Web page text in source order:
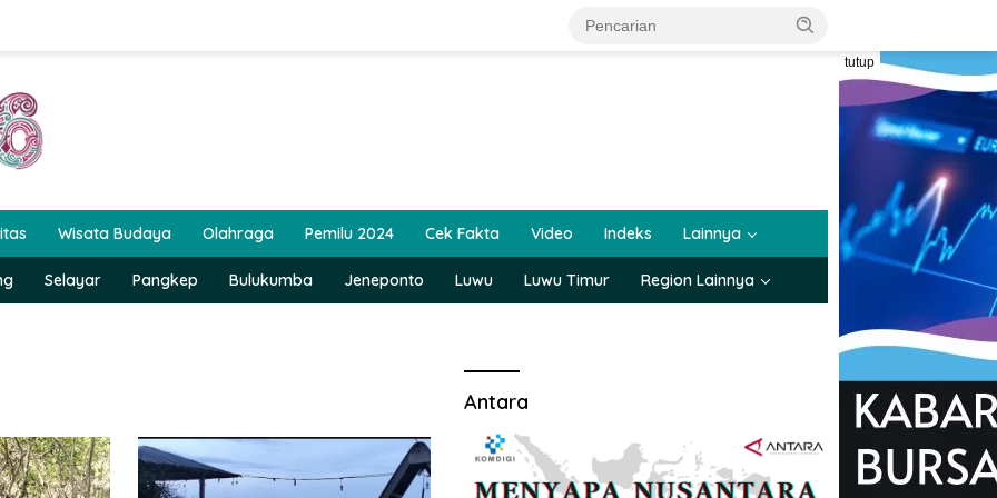
tutup
Wisata Budaya Olahraga Pemilu 2024 Cek Fakta Video Indeks Lainnya
Selayar Pangkep Bulukumba Jeneponto Luwu Luwu Timur Region Lainnya
Antara